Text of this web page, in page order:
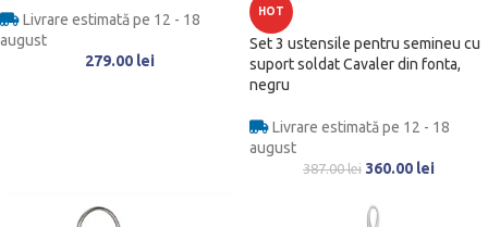
Livrare estimată pe 12 - 18
august
279.00 lei
HOT
Set 3 ustensile pentru semineu cu
suport soldat Cavaler din fonta,
negru
Livrare estimată pe 12 - 18
august
387.00lei 360.00 lei